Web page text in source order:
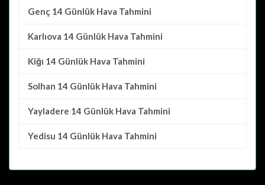
Genç 14 Günlük Hava Tahmini
Karlıova 14 Günlük Hava Tahmini
Kiğı 14 Günlük Hava Tahmini
Solhan 14 Günlük Hava Tahmini
Yayladere 14 Günlük Hava Tahmini
Yedisu 14 Günlük Hava Tahmini